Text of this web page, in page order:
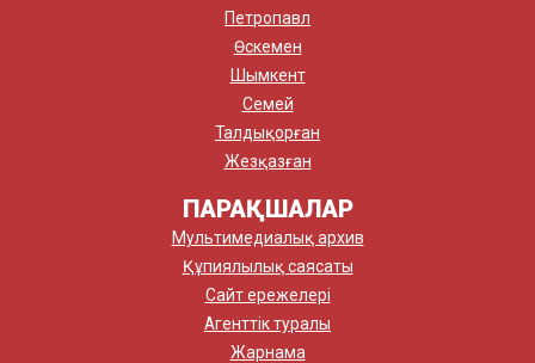
Петропавл
Өскемен
Шымкент
Семей
Талдықорған
Жезқазған
ПАРАҚШАЛАР
Мультимедиалық архив
Құпиялылық саясаты
Сайт ережелері
Агенттік туралы
Жарнама